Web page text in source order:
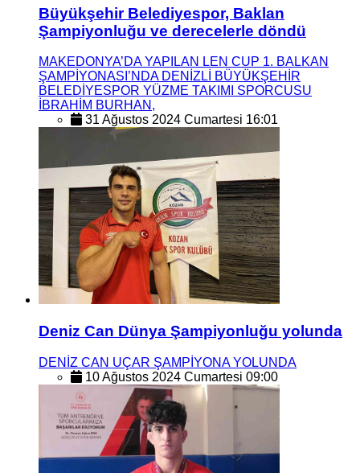
Büyükşehir Belediyespor, Baklan
Şampiyonluğu ve derecelerle döndü
MAKEDONYA’DA YAPILAN LEN CUP 1. BALKAN
ŞAMPİYONASI’NDA DENİZLİ BÜYÜKŞEHİR
BELEDİYESPOR YÜZME TAKIMI SPORCUSU
İBRAHİM BURHAN,
31 Ağustos 2024 Cumartesi 16:01
Deniz Can Dünya Şampiyonluğu yolunda
DENİZ CAN UÇAR ŞAMPİYONA YOLUNDA
10 Ağustos 2024 Cumartesi 09:00